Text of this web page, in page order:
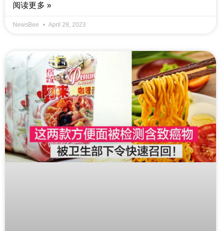
阅读更多 »
NewsBee April 28, 2023